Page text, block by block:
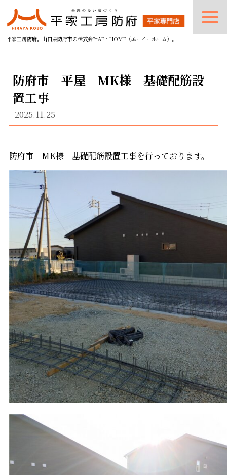
平家工房防府。山口県防府市の株式会社AE・HOME（エーイーホーム）。
防府市 平屋 MK様 基礎配筋設
置工事
2025.11.25
防府市 MK様 基礎配筋設置工事を行っております。